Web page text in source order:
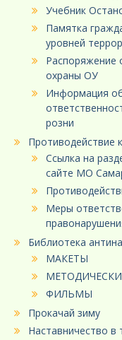
Учебник
Памятка
уровней
Распоряжение
охраны ОУ
Информация
розни
Противодействие
Ссылка на
сайте МО
Меры
Библиотека
МАКЕТЫ
ФИЛЬМЫ
Прокачай зиму
Наставничество в